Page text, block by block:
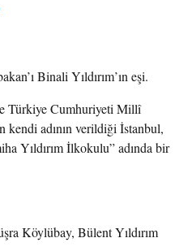
Binali Yıldırım’ın eşi.
Türkiye Cumhuriyeti Millî
kendi adının verildiği İstanbul,
Yıldırım İlkokulu” adında bir
Köylübay, Bülent Yıldırım